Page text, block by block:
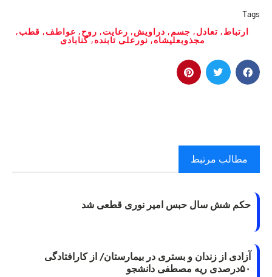
Tags
ارتباط, تعادل, جسم, دراویش, رعایت, روح, عواطف, قطب,
مجذوبعلیشاه,نورعلی تابنده,گنابادی
مطالب مرتبط
حکم شش سال حبس امیر نوری قطعی شد
آزادی از زندان و بستری در بیمارستان/ از کارافتادگی
۵۰درصدی ریه مصطفی دانشجو